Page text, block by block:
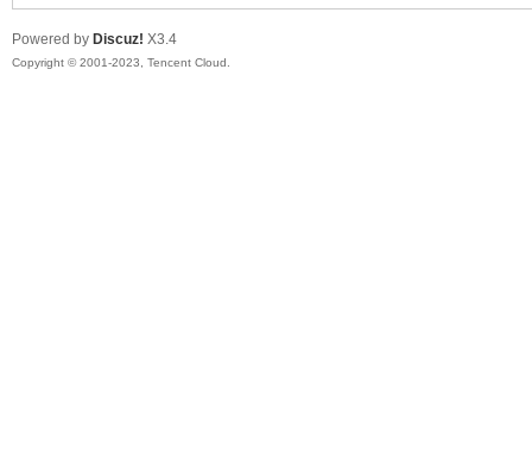
Powered by Discuz! X3.4
Copyright © 2001-2023, Tencent Cloud.